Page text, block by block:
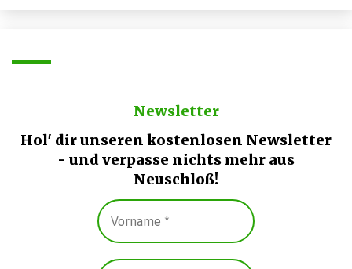
Newsletter
Hol' dir unseren kostenlosen Newsletter
- und verpasse nichts mehr aus
Neuschloß!